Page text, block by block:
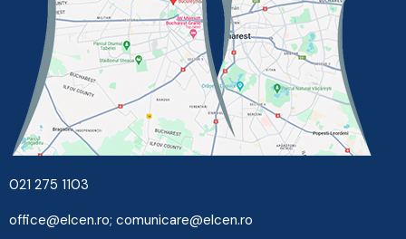
021 275 1103
office@elcen.ro; comunicare@elcen.ro